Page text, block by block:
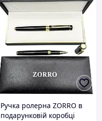
Ручка ролерна ZORRO в
подарунковій коробці